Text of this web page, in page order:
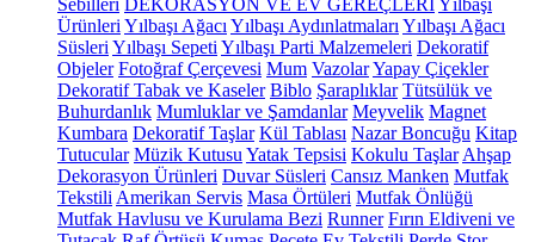
Sebilleri DEKORASYON VE EV GEREÇLERİYılbaşı
Ürünleri Yılbaşı Ağacı Yılbaşı Aydınlatmaları Yılbaşı Ağacı
Süsleri Yılbaşı Sepeti Yılbaşı Parti Malzemeleri Dekoratif
Objeler Fotoğraf Çerçevesi Mum VazolarYapay Çiçekler
Dekoratif Tabak ve Kaseler Biblo Şaraplıklar Tütsülük ve
Buhurdanlık Mumluklar ve Şamdanlar Meyvelik Magnet
Kumbara Dekoratif Taşlar Kül Tablası Nazar Boncuğu Kitap
Tutucular Müzik Kutusu Yatak Tepsisi Kokulu Taşlar Ahşap
Dekorasyon Ürünleri Duvar Süsleri Cansız Manken Mutfak
Tekstili Amerikan Servis Masa Örtüleri Mutfak Önlüğü
Mutfak Havlusu ve Kurulama Bezi Runner Fırın Eldiveni ve